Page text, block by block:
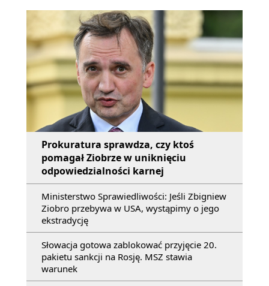
Prokuratura sprawdza, czy ktoś
pomagał Ziobrze w uniknięciu
odpowiedzialności karnej
Ministerstwo Sprawiedliwości: Jeśli Zbigniew
Ziobro przebywa w USA, wystąpimy o jego
ekstradycję
Słowacja gotowa zablokować przyjęcie 20.
pakietu sankcji na Rosję. MSZ stawia
warunek